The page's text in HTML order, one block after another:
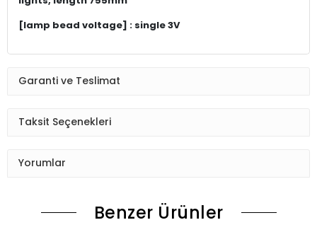
[lamp bead voltage] : single 3V
Garanti ve Teslimat
Taksit Seçenekleri
Yorumlar
Benzer Ürünler